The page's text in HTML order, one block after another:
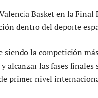
Basket en la Final
dentro del deporte
siendo la competición
alcanzar las fases finales
primer nivel